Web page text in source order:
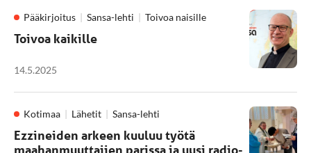
Pääkirjoitus Sansa-lehti Toivoa naisille
Toivoa kaikille
14.5.2025
Kotimaa Lähetit Sansa-lehti
Ezzineiden arkeen kuuluu työtä
maahanmuuttajien parissa ja uusi radio-